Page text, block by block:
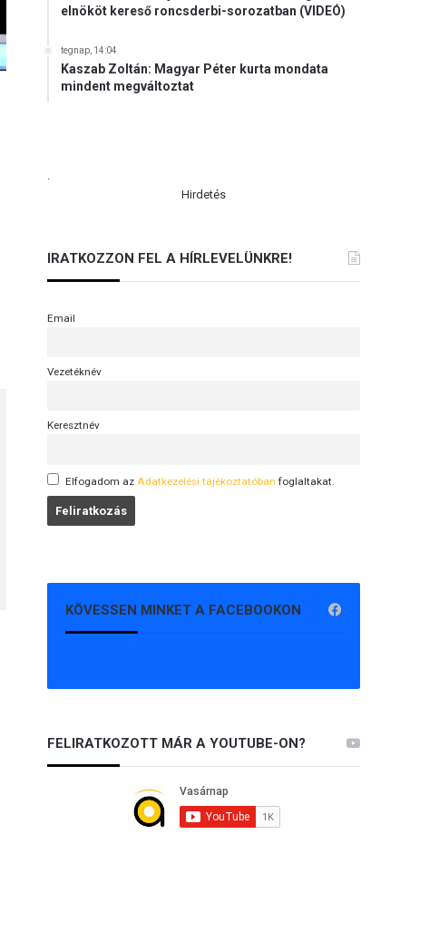
elnököt kereső roncsderbi-sorozatban (VIDEÓ)
tegnap, 14:04
Kaszab Zoltán: Magyar Péter kurta mondata
mindent megváltoztat
.
Hirdetés
IRATKOZZON FEL A HÍRLEVELÜNKRE!
Email
Vezetéknév
Keresztnév
Elfogadom az Adatkezelési tájékoztatóban foglaltakat.
KÖVESSEN MINKET A FACEBOOKON
FELIRATKOZOTT MÁR A YOUTUBE-ON?